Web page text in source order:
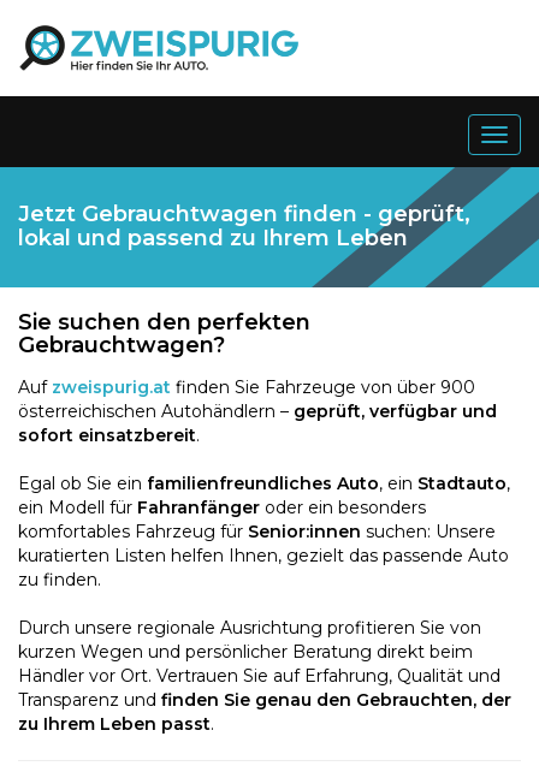
Jetzt Gebrauchtwagen finden - geprüft,
lokal und passend zu Ihrem Leben
Sie suchen den perfekten
Gebrauchtwagen?
Auf zweispurig.at finden Sie Fahrzeuge von über 900
österreichischen Autohändlern – geprüft, verfügbar und
sofort einsatzbereit.
Egal ob Sie ein familienfreundliches Auto, ein Stadtauto,
ein Modell für Fahranfänger oder ein besonders
komfortables Fahrzeug für Senior:innen suchen: Unsere
kuratierten Listen helfen Ihnen, gezielt das passende Auto
zu finden.
Durch unsere regionale Ausrichtung profitieren Sie von
kurzen Wegen und persönlicher Beratung direkt beim
Händler vor Ort. Vertrauen Sie auf Erfahrung, Qualität und
Transparenz und finden Sie genau den Gebrauchten, der
zu Ihrem Leben passt.